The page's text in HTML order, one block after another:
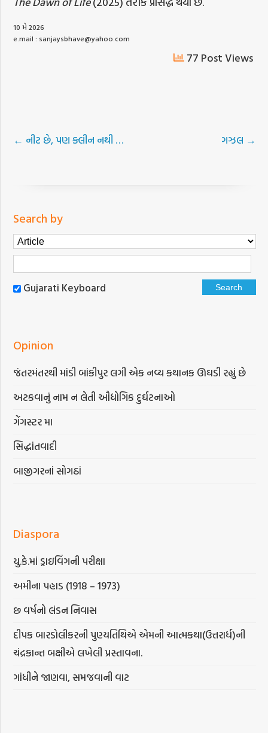
10 મે 2026
e.mail : sanjaysbhave@yahoo.com
77 Post Views
← નીટ છે, પણ ક્લીન નથી … ગઝલ →
Search by
Gujarati Keyboard
Opinion
જંતરમંતરથી માંડી બાંકીપુર લગી એક નવ્ય કથાનક ઊઘડી રહ્યું છે
અટકવાનું નામ ન લેતી ઔદ્યોગિક દુર્ઘટનાઓ
ગેંગસ્ટર મા
સિદ્ધાંતવાદી
બાજીગરનાં સોગઠાં
Diaspora
યુ.કે.માં ડ્રાઇવિંગની પરીક્ષા
અમીના પહાડ (1918 – 1973)
છ વર્ષનો લંડન નિવાસ
દીપક બારડોલીકરની પુણ્યતિથિએ એમની આત્મકથા(ઉત્તરાર્ધ)ની
ચંદ્રકાન્ત બક્ષીએ લખેલી પ્રસ્તાવના.
ગાંધીને જાણવા, સમજવાની વાટ